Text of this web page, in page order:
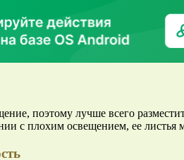
поэтому лучше всего
с плохим освещением, ее листья